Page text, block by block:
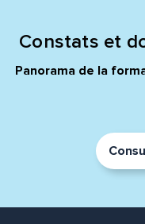
Constats et
Panorama de la
Quelle est la